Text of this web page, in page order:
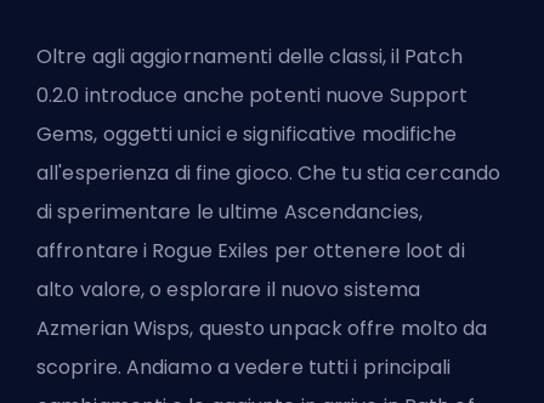
Oltre agli aggiornamenti delle classi, il Patch
0.2.0 introduce anche potenti nuove Support
Gems, oggetti unici e significative modifiche
all'esperienza di fine gioco. Che tu stia cercando
di sperimentare le ultime Ascendancies,
affrontare i Rogue Exiles per ottenere loot di
alto valore, o esplorare il nuovo sistema
Azmerian Wisps, questo unpack offre molto da
scoprire. Andiamo a vedere tutti i principali